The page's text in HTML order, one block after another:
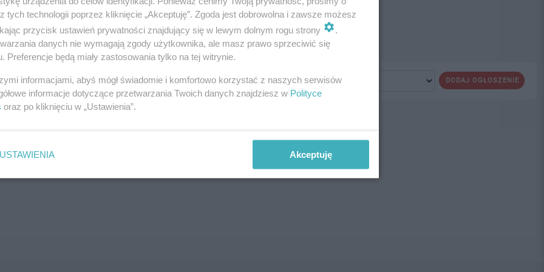
SZUKAJ
DODAJ OGŁOSZENIE
ogłoszenie nie istnieje lub nie jest jeszcze aktywne!
tych technologii poprzez kliknięcie „Akceptuję”. Zgoda jest dobrowolna i zawsze możesz
przycisk ustawień prywatności znajdujący się w lewym dolnym rogu strony
danych nie wymagają zgody użytkownika, ale masz prawo sprzeciwić się
Preferencje będą miały zastosowania tylko na tej witrynie.
informacjami, abyś mógł świadomie i komfortowo korzystać z naszych serwisów
informacje dotyczące przetwarzania Twoich danych znajdziesz w Polityce
oraz po kliknięciu w „Ustawienia”.
USTAWIENIA Akceptuję